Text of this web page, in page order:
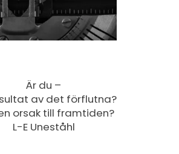
Är du –
av det förflutna?
orsak till framtiden?
L-E Uneståhl